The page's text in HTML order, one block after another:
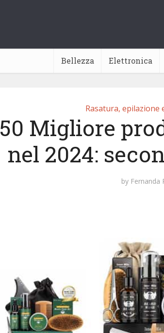
Bellezza Elettronica
Rasatura, epilazione
50 Migliore
nel 2024:
by Fernanda